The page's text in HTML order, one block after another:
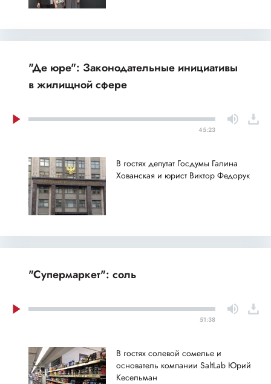
"Де юре": Законодательные инициативы
в жилищной сфере
45:23
В гостях депутат Госдумы Галина
Хованская и юрист Виктор Федорук
"Супермаркет": соль
51:38
В гостях солевой сомелье и
основатель компании SaltLab Юрий
Кесельман